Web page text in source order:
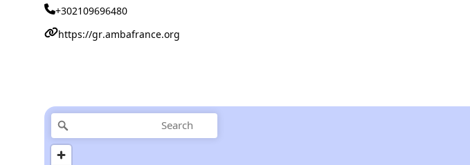
+302109696480
https://gr.ambafrance.org